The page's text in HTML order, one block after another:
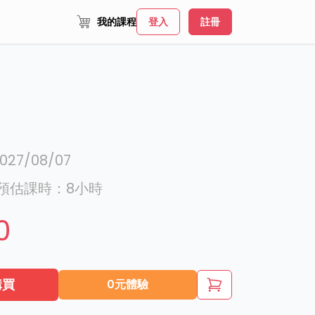
我的課程 登入 註冊
08/07
估課時： 8小時
0元體驗